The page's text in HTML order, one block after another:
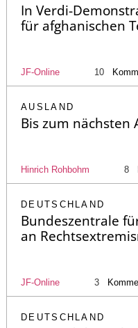
In Verdi-
für afghanischen
JF-Online 10
AUSLAND
Bis zum nächsten
Hinrich Rohbohm 8
DEUTSCHLAND
Bundeszentrale
an
JF-Online 3
DEUTSCHLAND